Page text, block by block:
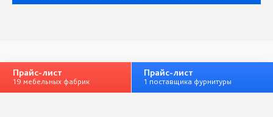
Фабрика «Миндаль» О компании
Полная версия Личный кабинет
Прайс-лист
19 мебельных фабрик
Прайс-лист
1 поставщика фурнитуры